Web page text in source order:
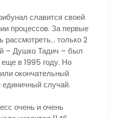
славится своей
процессов. За первые
только 2
– Душко Тадич – был
в 1995 году. Но
окончательный
единичный случай.
очень и очень